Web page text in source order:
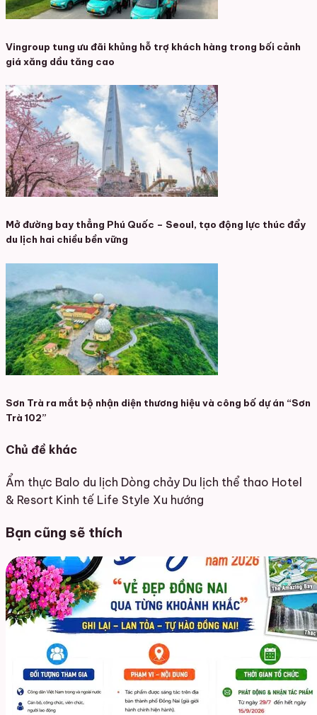
Vingroup tung ưu đãi khủng hỗ trợ khách hàng trong bối cảnh
giá xăng dầu tăng cao
Mở đường bay thẳng Phú Quốc – Seoul, tạo động lực thúc đẩy
du lịch hai chiều bền vững
Sơn Trà ra mắt bộ nhận diện thương hiệu và công bố dự án “Sơn
Trà 102”
Chủ đề khác
Ẩm thực Balo du lịch Dòng chảy Du lịch thể thao Hotel
& Resort Kinh tế Life Style Xu hướng
Bạn cũng sẽ thích